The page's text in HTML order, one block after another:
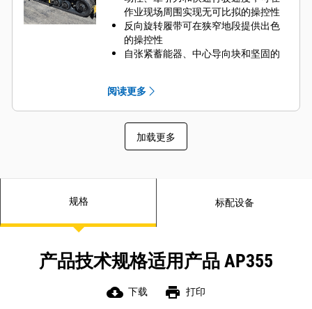
作业现场周围实现无可比拟的操控性
反向旋转履带可在狭窄地段提供出色
的操控性
自张紧蓄能器、中心导向块和坚固的
止积聚
高效的履带式犁设计可将物料推离履
带，并帮助消除因履带压缩而产生的
冷碎片
阅读更多
加载更多
规格 标配设备
产品技术规格适用产品 AP355
cloud_download 下载 print 打印